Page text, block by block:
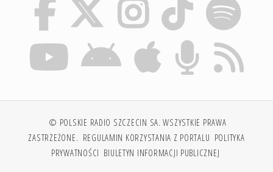
© POLSKIE RADIO SZCZECIN SA. WSZYSTKIE PRAWA
ZASTRZEŻONE. REGULAMIN KORZYSTANIA Z PORTALU POLITYKA
PRYWATNOŚCI BIULETYN INFORMACJI PUBLICZNEJ